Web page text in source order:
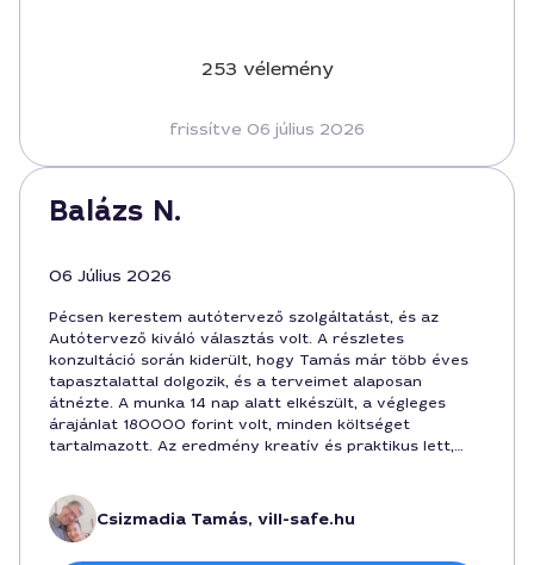
253 vélemény
frissítve 06 július 2026
Balázs N.
06 Július 2026
Pécsen kerestem autótervező szolgáltatást, és az
Autótervező kiváló választás volt. A részletes
konzultáció során kiderült, hogy Tamás már több éves
tapasztalattal dolgozik, és a terveimet alaposan
átnézte. A munka 14 nap alatt elkészült, a végleges
árajánlat 180000 forint volt, minden költséget
tartalmazott. Az eredmény kreatív és praktikus lett,
szakember.Csizmadia Tamás, vill-safe.hu